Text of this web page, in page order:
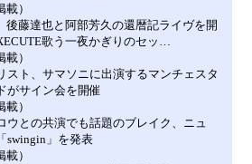
載）
後藤達也と阿部芳久の還暦記ライヴを開
歌う一夜かぎりのセッ…
載）
スト、サマソニに出演するマンチェスタ
がサイン会を開催
載）
ウとの共演でも話題のブレイク、ニュ
swingin」を発表
載）